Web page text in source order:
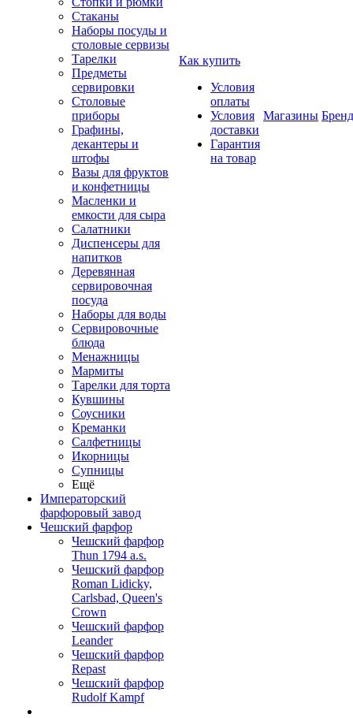
Стаканы
Наборы посуды и
столовые сервизы
Тарелки
Предметы
сервировки
Столовые
приборы
Графины,
декантеры и
штофы
Вазы для фруктов
и конфетницы
Масленки и
емкости для сыра
Салатники
Диспенсеры для
напитков
Деревянная
сервировочная
посуда
Наборы для воды
Сервировочные
блюда
Менажницы
Мармиты
Тарелки для торта
Кувшины
Соусники
Креманки
Салфетницы
Икорницы
Супницы
Ещё
Императорский
фарфоровый завод
Чешский фарфор
Чешский фарфор
Thun 1794 a.s.
Чешский фарфор
Roman Lidicky,
Carlsbad, Queen's
Crown
Чешский фарфор
Leander
Чешский фарфор
Repast
Чешский фарфор
Rudolf Kampf
Как купить
Условия
оплаты
Условия
доставки
Гарантия
на товар
Магазины